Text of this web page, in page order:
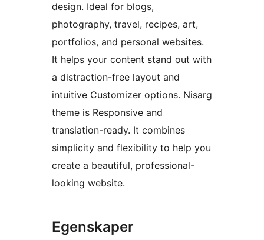
design. Ideal for blogs,
photography, travel, recipes, art,
portfolios, and personal websites.
It helps your content stand out with
a distraction-free layout and
intuitive Customizer options. Nisarg
theme is Responsive and
translation-ready. It combines
simplicity and flexibility to help you
create a beautiful, professional-
looking website.
Egenskaper